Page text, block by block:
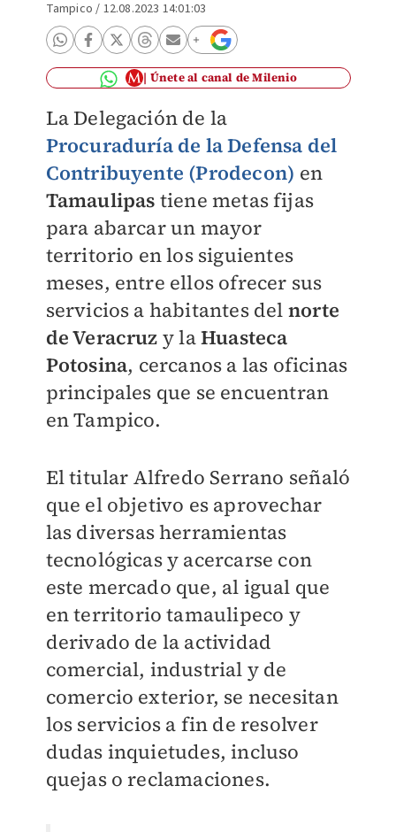
Tampico / 12.08.2023 14:01:03
Únete al canal de Milenio
La Delegación de la
Procuraduría de la Defensa del
Contribuyente (Prodecon) en
Tamaulipas tiene metas fijas
para abarcar un mayor
territorio en los siguientes
meses, entre ellos ofrecer sus
servicios a habitantes del norte
de Veracruz y laHuasteca
Potosina, cercanos a las oficinas
principales que se encuentran
en Tampico.
El titular Alfredo Serrano señaló
que el objetivo es aprovechar
las diversas herramientas
tecnológicas y acercarse con
este mercado que, al igual que
en territorio tamaulipeco y
derivado de la actividad
comercial, industrial y de
comercio exterior, se necesitan
los servicios a fin de resolver
dudas inquietudes, incluso
quejas o reclamaciones.